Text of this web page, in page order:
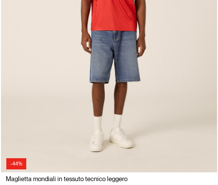
-44%
Maglietta mondiali in tessuto tecnico leggero